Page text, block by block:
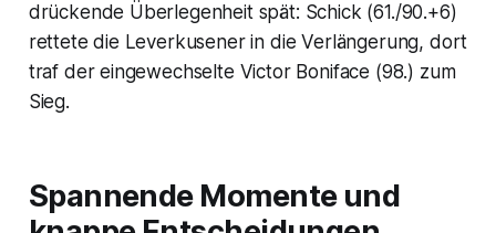
drückende Überlegenheit spät: Schick (61./90.+6)
rettete die Leverkusener in die Verlängerung, dort
traf der eingewechselte Victor Boniface (98.) zum
Sieg.
Spannende Momente und